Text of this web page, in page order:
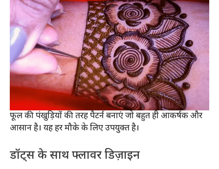
फूल की पंखुड़ियों की तरह पैटर्न बनाएं जो बहुत ही आकर्षक और
आसान है। यह हर मौके के लिए उपयुक्त है।
डॉट्स के साथ फ्लावर डिज़ाइन